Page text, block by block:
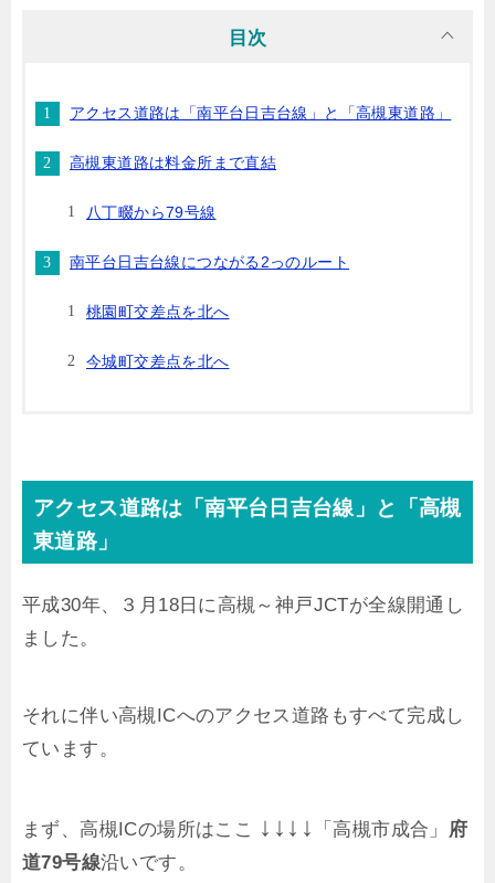
目次
アクセス道路は「南平台日吉台線」と「高槻東道路」
高槻東道路は料金所まで直結
八丁畷から79号線
南平台日吉台線につながる2っのルート
桃園町交差点を北へ
今城町交差点を北へ
アクセス道路は「南平台日吉台線」と「高槻
東道路」
平成30年、３月18日に高槻～神戸JCTが全線開通し
ました。
それに伴い高槻ICへのアクセス道路もすべて完成し
ています。
まず、高槻ICの場所はここ ↓↓↓↓ 「高槻市成合」 府
道79号線沿いです。